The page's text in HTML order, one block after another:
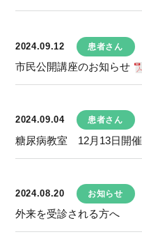
2024.09.12 患者さん
市民公開講座のお知らせ
2024.09.04 患者さん
糖尿病教室 12月13日開催
2024.08.20 お知らせ
外来を受診される方へ